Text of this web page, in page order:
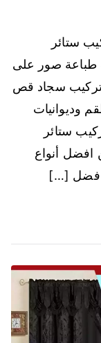
ستائر
طباعة صور على
تركيب سجاد قص
وديوانيات
ستائر
افضل أنواع
افضل […]